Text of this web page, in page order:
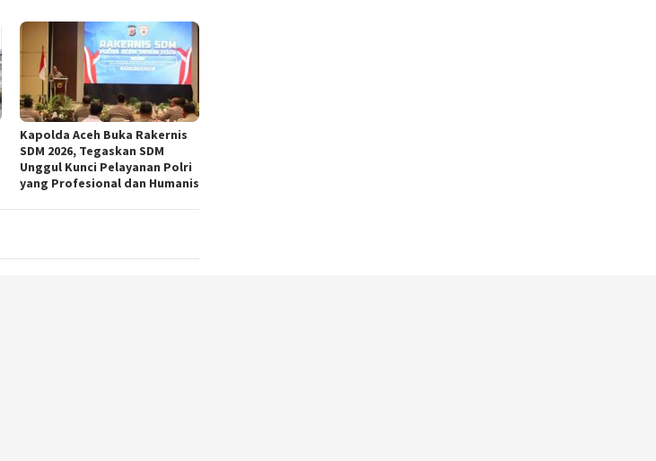
Kapolda Aceh Buka Rakernis
SDM 2026, Tegaskan SDM
Unggul Kunci Pelayanan Polri
yang Profesional dan Humanis